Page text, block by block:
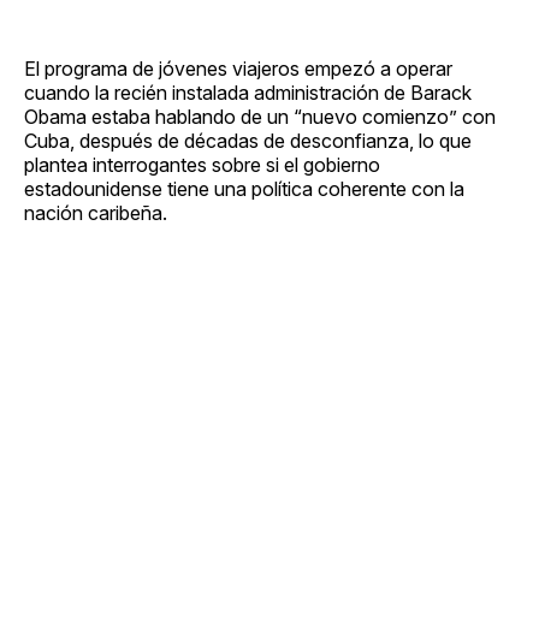
El programa de jóvenes viajeros empezó a operar
cuando la recién instalada administración de Barack
Obama estaba hablando de un “nuevo comienzo” con
Cuba, después de décadas de desconfianza, lo que
plantea interrogantes sobre si el gobierno
estadounidense tiene una política coherente con la
nación caribeña.